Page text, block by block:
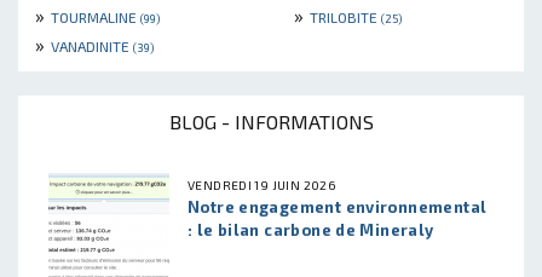
» TOURMALINE (99) » TRILOBITE (25)
» VANADINITE (39)
BLOG - INFORMATIONS
VENDREDI 19 JUIN 2026
Notre engagement environnemental
: le bilan carbone de Mineraly